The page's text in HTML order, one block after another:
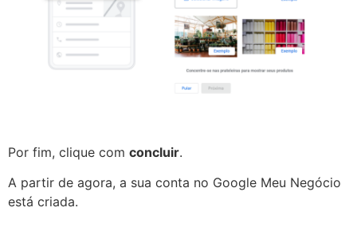
Por fim, clique com concluir.
A partir de agora, a sua conta no Google Meu Negócio
está criada.